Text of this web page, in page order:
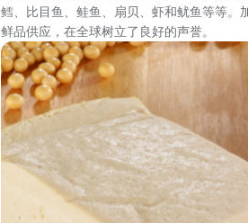
鳕、比目鱼、鲑鱼、扇贝、虾和鱿鱼等等。
鲜品供应，在全球树立了良好的声誉。
图
像